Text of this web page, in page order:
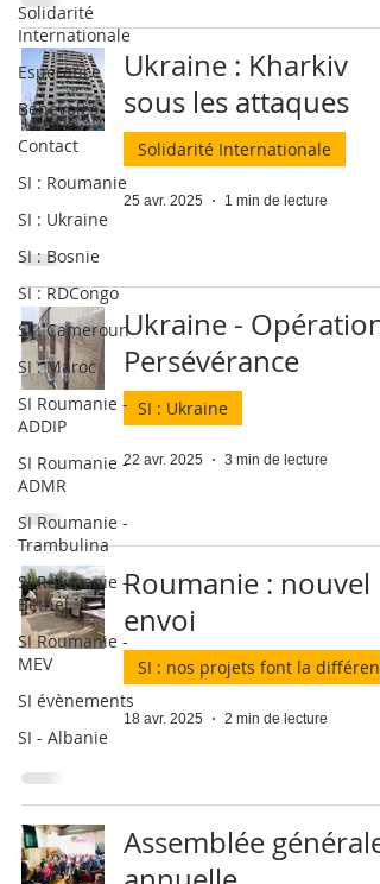
Solidarité
Internationale
Espérance
Bénévoles
Contact
SI : Roumanie
SI : Ukraine
SI : Bosnie
SI : RDCongo
SI : Cameroun
SI : Maroc
SI Roumanie -
ADDIP
SI Roumanie -
ADMR
SI Roumanie -
Trambulina
SI Roumanie -
Bethel
SI Roumanie -
MEV
SI évènements
SI - Albanie
Ukraine : Kharkiv
sous les attaques
Solidarité Internationale
25 avr. 2025 1 min de lecture
Ukraine - Opération
Persévérance
SI : Ukraine
22 avr. 2025 3 min de lecture
Roumanie : nouvel
envoi
SI : nos projets font la
18 avr. 2025 2 min de lecture
Assemblée générale